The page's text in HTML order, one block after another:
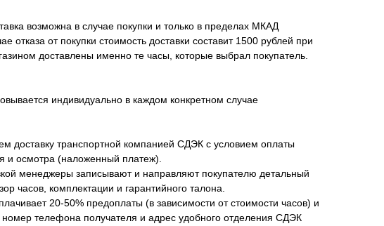
возможна в случае покупки и только в пределах МКАД
отказа от покупки стоимость доставки составит 1500 рублей при
доставлены именно те часы, которые выбрал покупатель.
индивидуально в каждом конкретном случае
доставку транспортной компанией СДЭК с условием оплаты
и осмотра (наложенный платеж).
менеджеры записывают и направляют покупателю детальный
часов, комплектации и гарантийного талона.
20-50% предоплаты (в зависимости от стоимости часов) и
телефона получателя и адрес удобного отделения СДЭК